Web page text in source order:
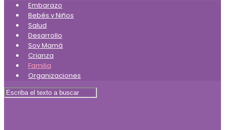
Embarazo
Bebés y Niños
Salud
Desarrollo
Soy Mamá
Crianza
Familia
Organizaciones